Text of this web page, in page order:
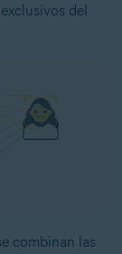
del
combinan las